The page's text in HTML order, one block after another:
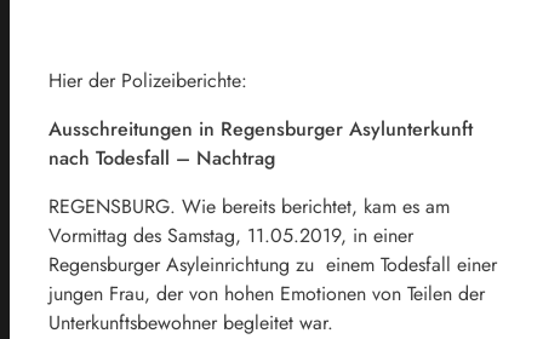
Hier der Polizeiberichte:
Ausschreitungen in Regensburger Asylunterkunft
nach Todesfall – Nachtrag
REGENSBURG. Wie bereits berichtet, kam es am
Vormittag des Samstag, 11.05.2019, in einer
Regensburger Asyleinrichtung zu einem Todesfall einer
jungen Frau, der von hohen Emotionen von Teilen der
Unterkunftsbewohner begleitet war.